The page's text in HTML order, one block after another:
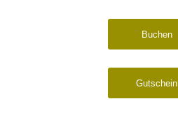
Buchen
Gutschein